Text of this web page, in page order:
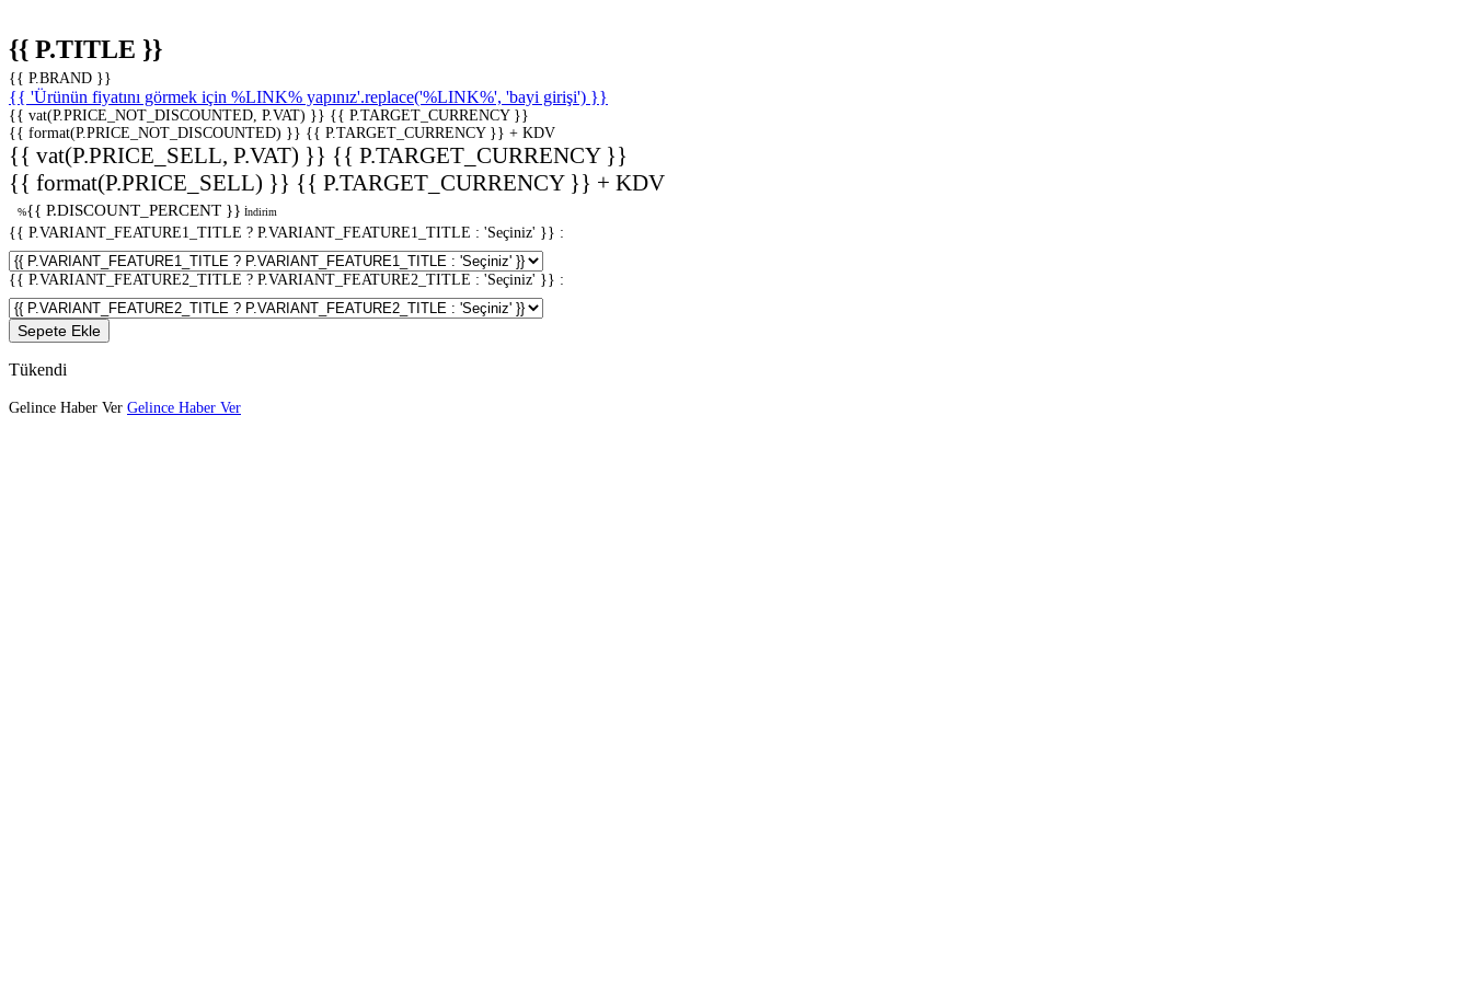
{{ P.TITLE }}
{{ P.BRAND }}
{{ 'Ürünün fiyatını görmek için %LINK% yapınız'.replace('%LINK%', 'bayi girişi') }}
{{ vat(P.PRICE_NOT_DISCOUNTED, P.VAT) }} {{ P.TARGET_CURRENCY }}
{{ format(P.PRICE_NOT_DISCOUNTED) }} {{ P.TARGET_CURRENCY }} + KDV
{{ vat(P.PRICE_SELL, P.VAT) }} {{ P.TARGET_CURRENCY }}
{{ format(P.PRICE_SELL) }} {{ P.TARGET_CURRENCY }} + KDV
%{{ P.DISCOUNT_PERCENT }} İndirim
{{ P.VARIANT_FEATURE1_TITLE ? P.VARIANT_FEATURE1_TITLE : 'Seçiniz' }} :
{{ P.VARIANT_FEATURE2_TITLE ? P.VARIANT_FEATURE2_TITLE : 'Seçiniz' }} :
Sepete Ekle
Tükendi
Gelince Haber Ver Gelince Haber Ver